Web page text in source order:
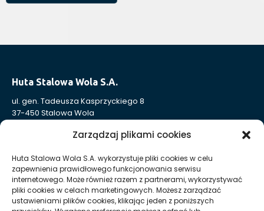
Zarządzaj plikami cookies
Huta Stalowa Wola S.A. wykorzystuje pliki cookies w celu
zapewnienia prawidłowego funkcjonowania serwisu
internetowego. Może również razem z partnerami, wykorzystywać
pliki cookies w celach marketingowych. Możesz zarządzać
ustawieniami plików cookies, klikając jeden z poniższych
Huta Stalowa Wola S.A.
ul. gen. Tadeusza Kasprzyckiego 8
37-450 Stalowa Wola
Nr KRS: 0000004324
REGON: 830005443
Sąd Rejonowy w Rzeszowie, XII Wydział Gospodarczy
Krajowego Rejestru Sądowego
Kapitał Zakładowy: 332 905 973,00 zł – opłacony w całości